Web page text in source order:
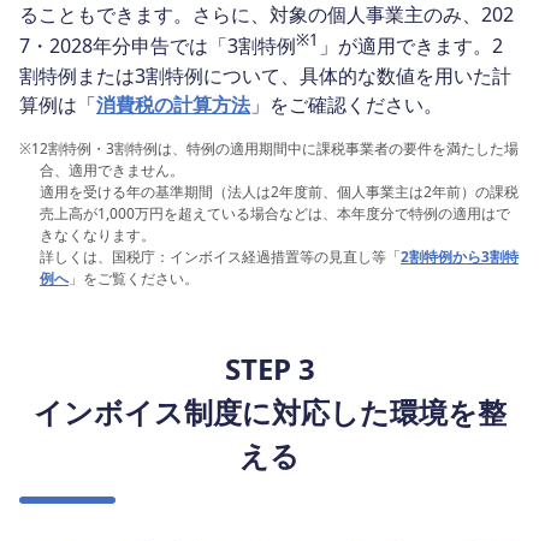
ることもできます。さらに、対象の個人事業主のみ、202
7・2028年分申告では「3割特例※1 」が適用できます。2
割特例または3割特例について、具体的な数値を用いた計
算例は「消費税の計算方法」をご確認ください。
※12割特例・3割特例は、特例の適用期間中に課税事業者の要件を満たした場
合、適用できません。
適用を受ける年の基準期間（法人は2年度前、個人事業主は2年前）の課税
売上高が1,000万円を超えている場合などは、本年度分で特例の適用はで
きなくなります。
詳しくは、国税庁：インボイス経過措置等の見直し等「2割特例から3割特
例へ」をご覧ください。
STEP 3
インボイス制度に対応した環境を整
える